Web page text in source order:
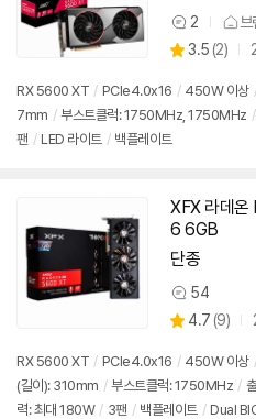
상
품
견
2
별
점
3.5 (상
리
뷰
2)
RX 5600 XT / PCIe4.0x16 / 450W 이상 /
7mm / 부스트클럭: 1750MHz, 1750MHz /
팬 / LED 라이트 / 백플레이트
XFX 라데
6 6GB
단종
상
품
견
54
별
점
4.7 (상
리
뷰
9)
RX 5600 XT / PCIe4.0x16 / 450W 이상 /
(길이): 310mm / 부스트클럭: 1750MHz /
력: 최대 180W / 3팬 / 백플레이트 / Dual